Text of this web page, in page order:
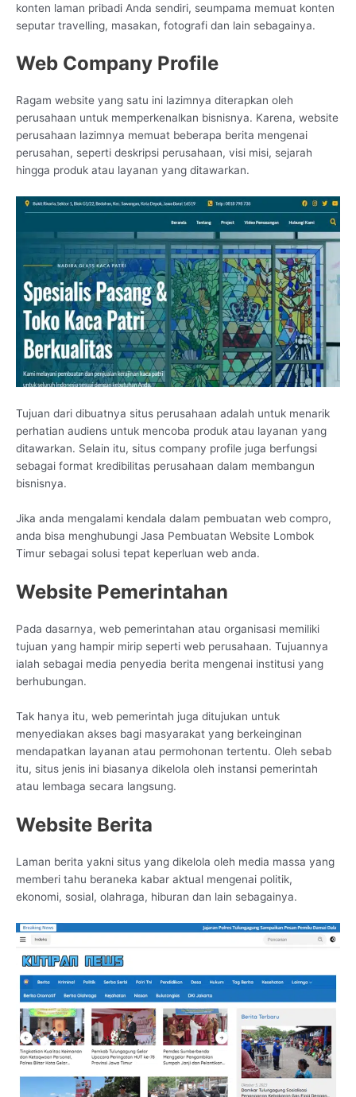
konten laman pribadi Anda sendiri, seumpama memuat konten
seputar travelling, masakan, fotografi dan lain sebagainya.
Web Company Profile
Ragam website yang satu ini lazimnya diterapkan oleh
perusahaan untuk memperkenalkan bisnisnya. Karena, website
perusahaan lazimnya memuat beberapa berita mengenai
perusahan, seperti deskripsi perusahaan, visi misi, sejarah
hingga produk atau layanan yang ditawarkan.
Tujuan dari dibuatnya situs perusahaan adalah untuk menarik
perhatian audiens untuk mencoba produk atau layanan yang
ditawarkan. Selain itu, situs company profile juga berfungsi
sebagai format kredibilitas perusahaan dalam membangun
bisnisnya.
Jika anda mengalami kendala dalam pembuatan web compro,
anda bisa menghubungi Jasa Pembuatan Website Lombok
Timur sebagai solusi tepat keperluan web anda.
Website Pemerintahan
Pada dasarnya, web pemerintahan atau organisasi memiliki
tujuan yang hampir mirip seperti web perusahaan. Tujuannya
ialah sebagai media penyedia berita mengenai institusi yang
berhubungan.
Tak hanya itu, web pemerintah juga ditujukan untuk
menyediakan akses bagi masyarakat yang berkeinginan
mendapatkan layanan atau permohonan tertentu. Oleh sebab
itu, situs jenis ini biasanya dikelola oleh instansi pemerintah
atau lembaga secara langsung.
Website Berita
Laman berita yakni situs yang dikelola oleh media massa yang
memberi tahu beraneka kabar aktual mengenai politik,
ekonomi, sosial, olahraga, hiburan dan lain sebagainya.